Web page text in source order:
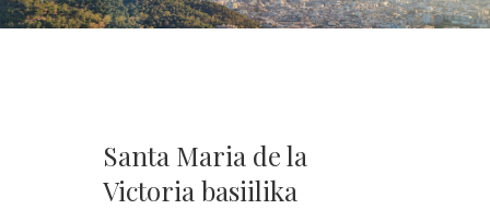
Santa Maria de la
Victoria basiilika